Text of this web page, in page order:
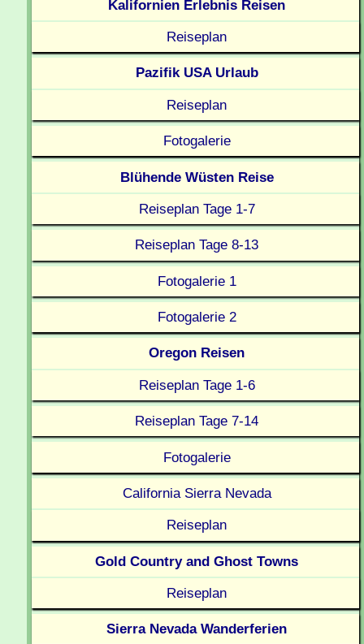
Kalifornien Erlebnis Reisen
Reiseplan
Pazifik USA Urlaub
Reiseplan
Fotogalerie
Blühende Wüsten Reise
Reiseplan Tage 1-7
Reiseplan Tage 8-13
Fotogalerie 1
Fotogalerie 2
Oregon Reisen
Reiseplan Tage 1-6
Reiseplan Tage 7-14
Fotogalerie
California Sierra Nevada
Reiseplan
Gold Country and Ghost Towns
Reiseplan
Sierra Nevada Wanderferien